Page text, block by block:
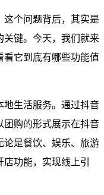
这个问题背后，其实是
关键。今天，我们就来
它到底有哪些功能值
地生活服务。通过抖音
团购的形式展示在抖音
论是餐饮、娱乐、旅游
功能，实现线上引